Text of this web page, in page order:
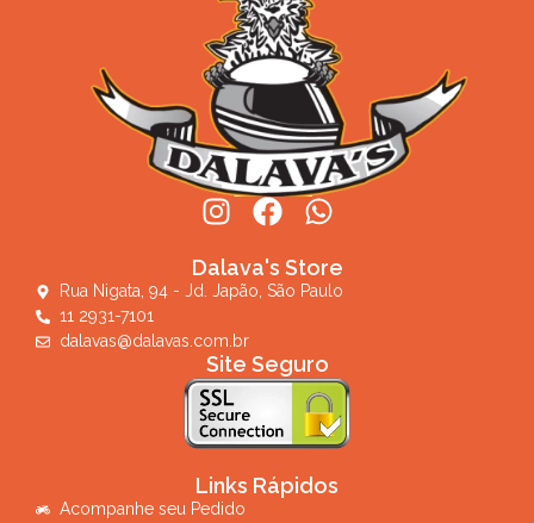
Dalava's Store
Rua Nigata, 94 - Jd. Japão, São Paulo
11 2931-7101
dalavas@dalavas.com.br
Site Seguro
Links Rápidos
Acompanhe seu Pedido